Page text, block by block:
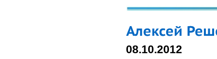
08.10.2012